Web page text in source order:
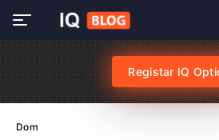
Registar IQ
Dom